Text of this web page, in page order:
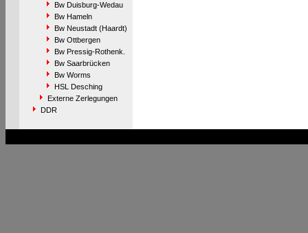
Bw Duisburg-Wedau
Bw Hameln
Bw Neustadt (Haardt)
Bw Ottbergen
Bw Pressig-Rothenk.
Bw Saarbrücken
Bw Worms
HSL Desching
Externe Zerlegungen
DDR